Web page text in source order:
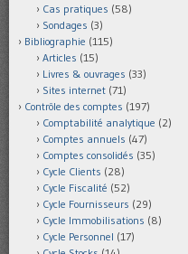
Cas pratiques (58)
Sondages (3)
Bibliographie (115)
Articles (15)
Livres & ouvrages (33)
Sites internet (71)
Contrôle des comptes (197)
Comptabilité analytique (2)
Comptes annuels (47)
Comptes consolidés (35)
Cycle Clients (28)
Cycle Fiscalité (52)
Cycle Fournisseurs (29)
Cycle Immobilisations (8)
Cycle Personnel (17)